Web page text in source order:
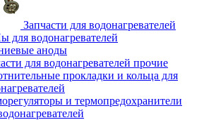
Запчасти для водонагревателей
для водонагревателей
аноды
для водонагревателей прочие
прокладки и кольца для
и термопредохранители